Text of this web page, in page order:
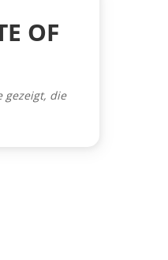
OF
gezeigt, die